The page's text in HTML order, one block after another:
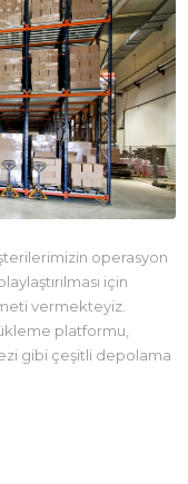
operasyon
için
vermekteyiz.
platformu,
gibi çeşitli depolama